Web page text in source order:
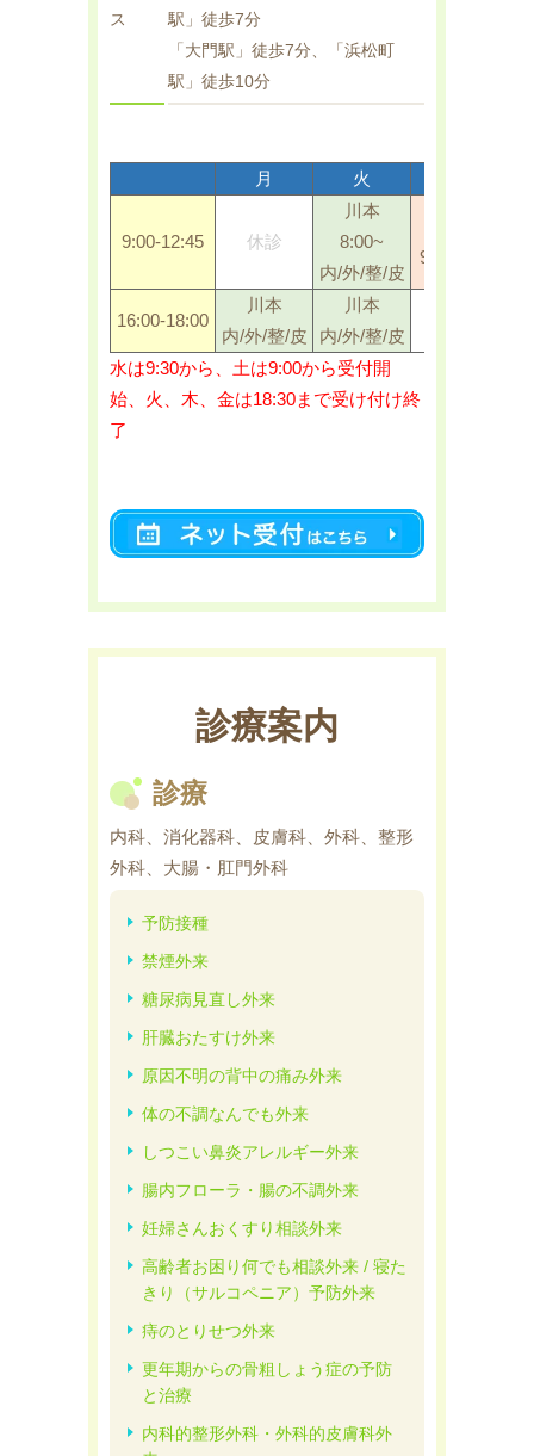
ス
駅」徒歩7分
「大門駅」徒歩7分、「浜松町
駅」徒歩10分
月 火
9:00-12:45 休診
川本
8:00~
内/外/整/皮
9:30～一般内
16:00-18:00
川本
内/外/整/皮
川本
内/外/整/皮
水は9:30から、土は9:00から受付開
始、火、木、金は18:30まで受け付け終
了
診療案内
診療
内科、消化器科、皮膚科、外科、整形
外科、大腸・肛門外科
予防接種
禁煙外来
糖尿病見直し外来
肝臓おたすけ外来
原因不明の背中の痛み外来
体の不調なんでも外来
しつこい鼻炎アレルギー外来
腸内フローラ・腸の不調外来
妊婦さんおくすり相談外来
高齢者お困り何でも相談外来 / 寝た
きり（サルコペニア）予防外来
痔のとりせつ外来
更年期からの骨粗しょう症の予防
と治療
内科的整形外科・外科的皮膚科外